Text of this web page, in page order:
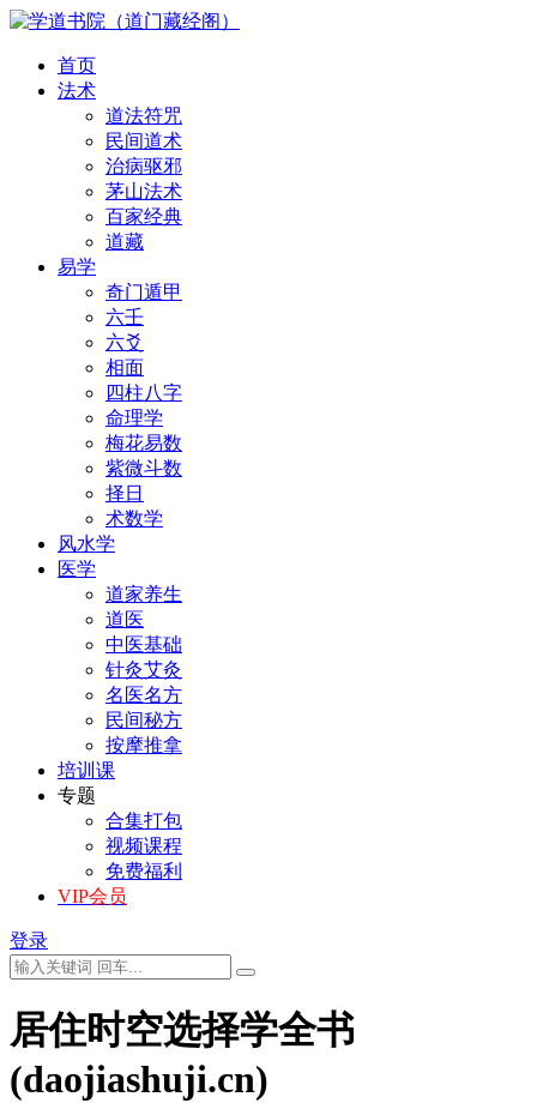
首页
法术
道法符咒
民间道术
治病驱邪
茅山法术
百家经典
道藏
易学
奇门遁甲
六壬
六爻
相面
四柱八字
命理学
梅花易数
紫微斗数
择日
术数学
风水学
医学
道家养生
道医
中医基础
针灸艾灸
名医名方
民间秘方
按摩推拿
培训课
专题
合集打包
视频课程
免费福利
VIP会员
登录
居住时空选择学全书
(daojiashuji.cn)